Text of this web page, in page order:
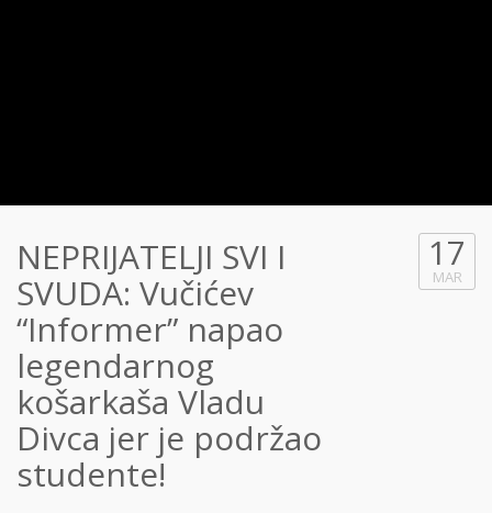
NEPRIJATELJI SVI I
SVUDA: Vučićev
“Informer” napao
legendarnog
košarkaša Vladu
Divca jer je podržao
studente!
17
MAR